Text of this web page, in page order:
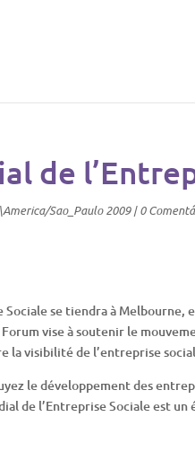
de
Sao_Paulo 2009|0
Sociale se tiendra à
vise à soutenir le
la visibilité de l’entreprise
le développement des
de l’Entreprise Sociale est